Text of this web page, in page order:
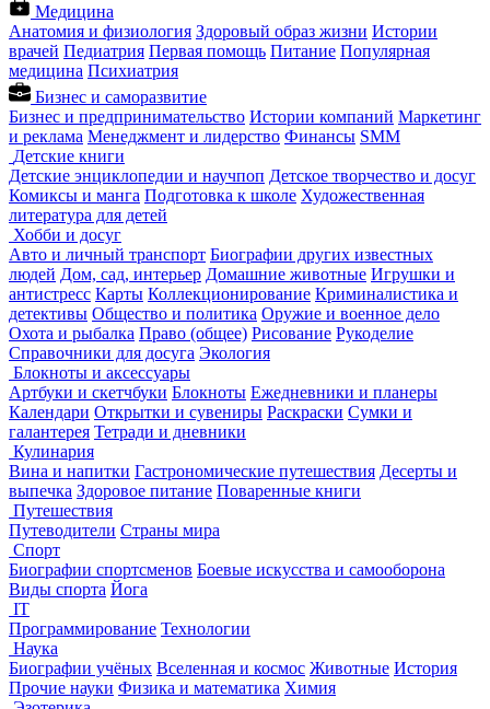
Медицина
Анатомия и физиология Здоровый образ жизни Истории
врачей Педиатрия Первая помощь Питание Популярная
медицина Психиатрия
Бизнес и саморазвитие
Бизнес и предпринимательство Истории компаний Маркетинг
и реклама Менеджмент и лидерство Финансы SMM
Детские книги
Детские энциклопедии и научпоп Детское творчество и досуг
Комиксы и манга Подготовка к школе Художественная
литература для детей
Хобби и досуг
Авто и личный транспорт Биографии других известных
людей Дом, сад, интерьер Домашние животные Игрушки и
антистресс Карты Коллекционирование Криминалистика и
детективы Общество и политика Оружие и военное дело
Охота и рыбалка Право (общее) Рисование Рукоделие
Справочники для досуга Экология
Блокноты и аксессуары
Артбуки и скетчбуки Блокноты Ежедневники и планеры
Календари Открытки и сувениры Раскраски Сумки и
галантерея Тетради и дневники
Кулинария
Вина и напитки Гастрономические путешествия Десерты и
выпечка Здоровое питание Поваренные книги
Путешествия
Путеводители Страны мира
Спорт
Биографии спортсменов Боевые искусства и самооборона
Виды спорта Йога
IT
Программирование Технологии
Наука
Биографии учёных Вселенная и космос Животные История
Прочие науки Физика и математика Химия